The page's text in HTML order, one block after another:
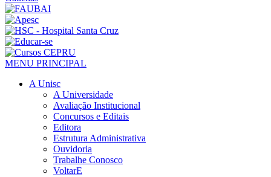
MENU PRINCIPAL
A Unisc
A Universidade
Avaliação Institucional
Concursos e Editais
Editora
Estrutura Administrativa
Ouvidoria
Trabalhe Conosco
VoltarE